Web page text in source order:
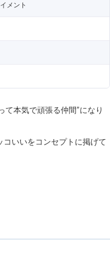
メント
て本気で頑張る仲間”になり
いいをコンセプトに掲げて